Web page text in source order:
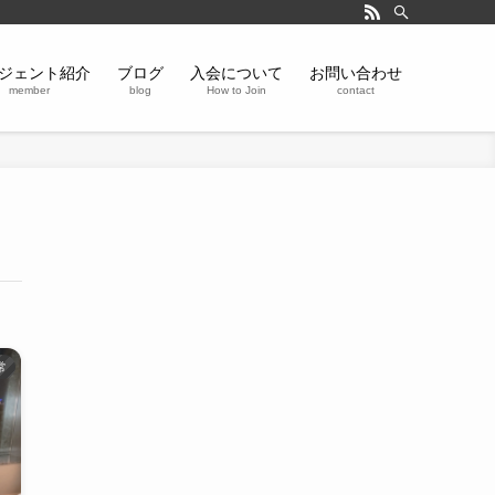
ェント紹介
member
ブログ
blog
入会について
How to Join
お問い合わせ
contact